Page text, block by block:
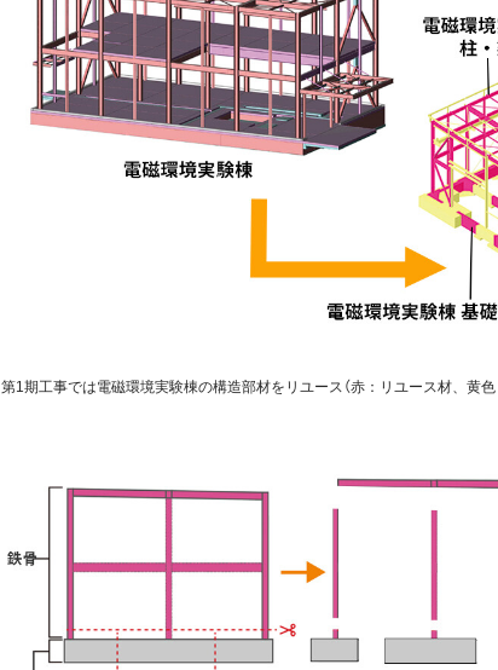
第1期工事では電磁環境実験棟の構造部材をリユース（赤：リユース材、黄色